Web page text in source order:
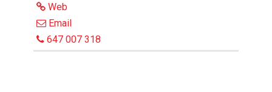
Web
Email
647 007 318